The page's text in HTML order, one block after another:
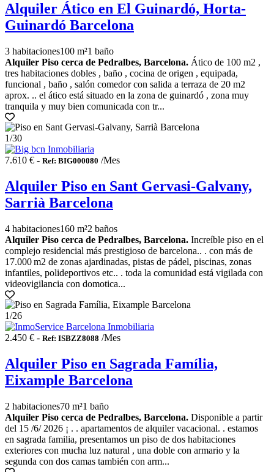
Alquiler Ático en El Guinardó, Horta-
Guinardó Barcelona
3 habitaciones100 m²1 baño
Alquiler Piso cerca de Pedralbes, Barcelona. Ático de 100 m2 ,
tres habitaciones dobles , baño , cocina de origen , equipada,
funcional , baño , salón comedor con salida a terraza de 20 m2
aprox. .. el ático está situado en la zona de guinardó , zona muy
tranquila y muy bien comunicada con tr...
1/30
7.610 € - Ref: BIG000080 /Mes
Alquiler Piso en Sant Gervasi-Galvany,
Sarrià Barcelona
4 habitaciones160 m²2 baños
Alquiler Piso cerca de Pedralbes, Barcelona. Increíble piso en el
complejo residencial más prestigioso de barcelona.. . con más de
17.000 m2 de zonas ajardinadas, pistas de pádel, piscinas, zonas
infantiles, polideportivos etc.. . toda la comunidad está vigilada con
videovigilancia con domotica...
1/26
2.450 € - Ref: ISBZZ8088 /Mes
Alquiler Piso en Sagrada Família,
Eixample Barcelona
2 habitaciones70 m²1 baño
Alquiler Piso cerca de Pedralbes, Barcelona. Disponible a partir
del 15 /6/ 2026 ¡ . . apartamentos de alquiler vacacional. . estamos
en sagrada familia, presentamos un piso de dos habitaciones
exteriores con mucha luz natural , una doble con armario y la
segunda con dos camas también con arm...